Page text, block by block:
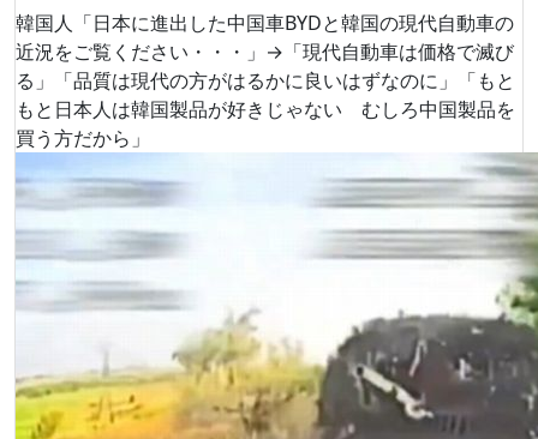
韓国人「日本に進出した中国車BYDと韓国の現代自動車の
近況をご覧ください・・・」→「現代自動車は価格で滅び
る」「品質は現代の方がはるかに良いはずなのに」「もと
もと日本人は韓国製品が好きじゃない むしろ中国製品を
買う方だから」